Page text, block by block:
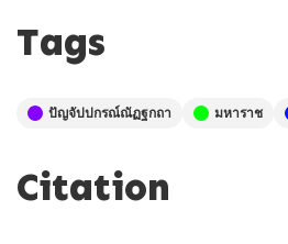
Tags
ปัญจัปปกรณ์ณัฏฐกถา มหาราช
Citation